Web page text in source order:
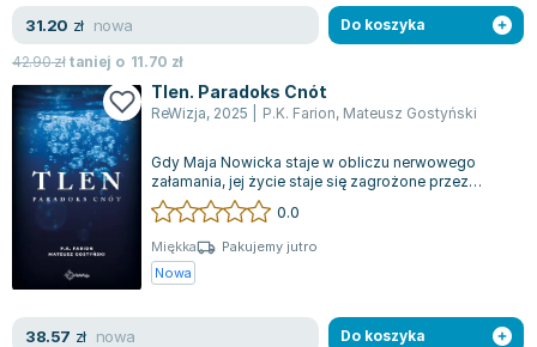
31.20 zł nowa
42.90złtaniej o 11.70 zł
Do koszyka
Tlen. Paradoks Cnót
ReWizja, 2025 P.K. Farion, Mateusz Gostyński
Gdy Maja Nowicka staje w obliczu nerwowego
załamania, jej życie staje się zagrożone przez
odkrytą zdradę i fakt, że ostrzegła Artu...
0.0
Miękka
Pakujemy jutro
Nowa
38.57 zł nowa Do koszyka